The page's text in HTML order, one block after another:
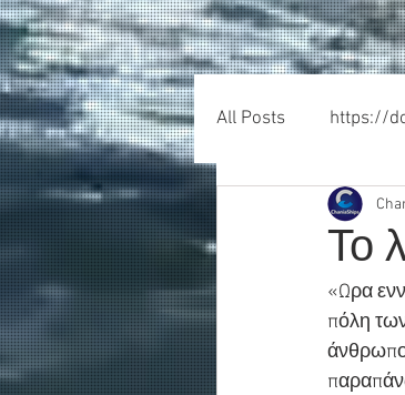
All Posts https://
Το
«Ωρα
πόλη